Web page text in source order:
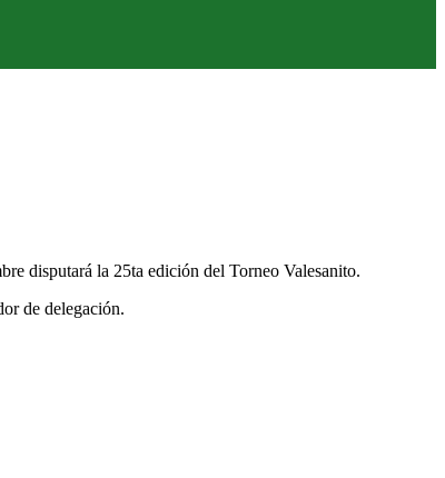
disputará la 25ta edición del Torneo Valesanito.
de delegación.